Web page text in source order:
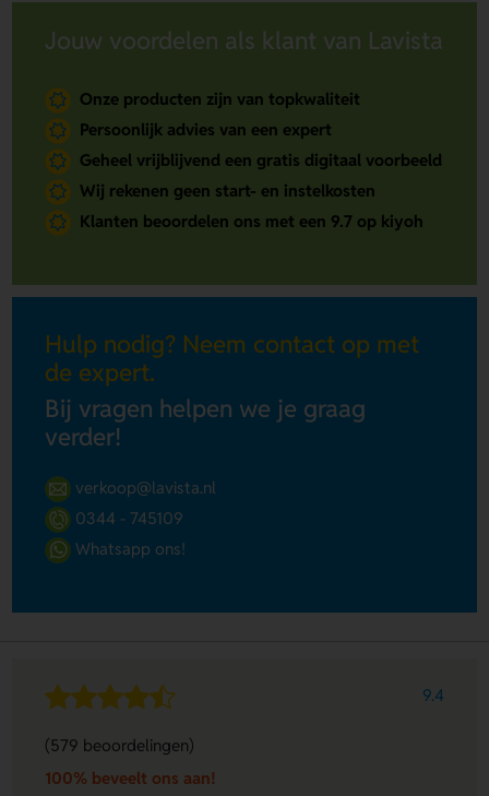
Jouw voordelen als klant van Lavista
Onze producten zijn van topkwaliteit
Persoonlijk advies van een expert
Geheel vrijblijvend een gratis digitaal voorbeeld
Wij rekenen geen start- en instelkosten
Klanten beoordelen ons met een 9.7 op kiyoh
Hulp nodig? Neem contact op met
de expert.
Bij vragen helpen we je graag
verder!
verkoop@lavista.nl
0344 - 745109
Whatsapp ons!
9.4
(579 beoordelingen)
100% beveelt ons aan!